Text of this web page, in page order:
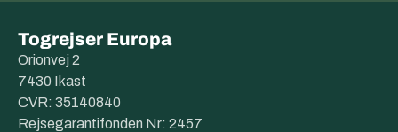
Togrejser Europa
Orionvej 2
7430 Ikast
CVR: 35140840
Rejsegarantifonden Nr: 2457